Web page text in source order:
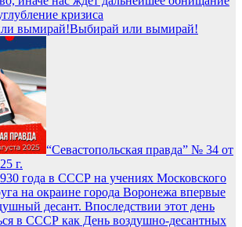
кризиса
Выбирай или вымирай!
“Севастопольская правда” № 34 от
г.